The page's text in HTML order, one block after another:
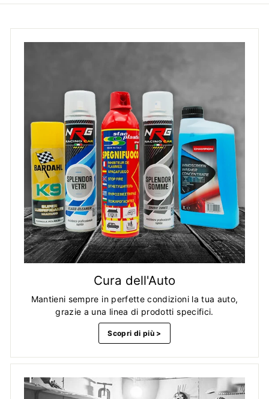
Cura dell'Auto
Mantieni sempre in perfette condizioni la tua auto,
grazie a una linea di prodotti specifici.
Scopri di più >